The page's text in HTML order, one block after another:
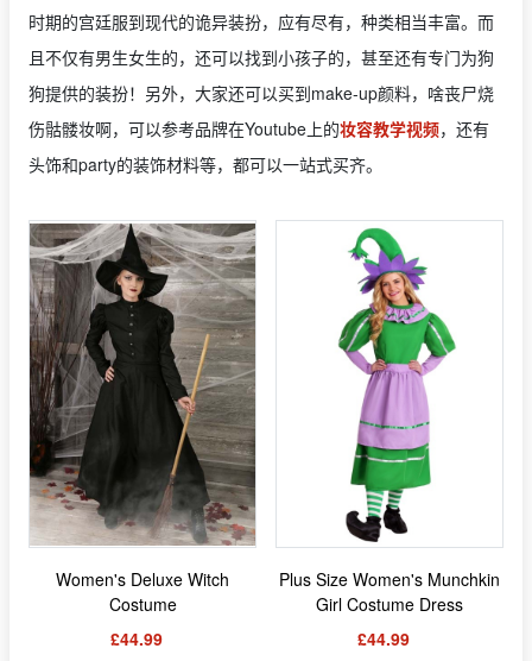
时期的宫廷服到现代的诡异装扮，应有尽有，种类相当丰富。而
且不仅有男生女生的，还可以找到小孩子的，甚至还有专门为狗
狗提供的装扮！另外，大家还可以买到make-up颜料，啥丧尸烧
伤骷髅妆啊，可以参考品牌在Youtube上的妆容教学视频，还有
头饰和party的装饰材料等，都可以一站式买齐。
Women's Deluxe Witch
Costume
£44.99
Plus Size Women's Munchkin
Girl Costume Dress
£44.99